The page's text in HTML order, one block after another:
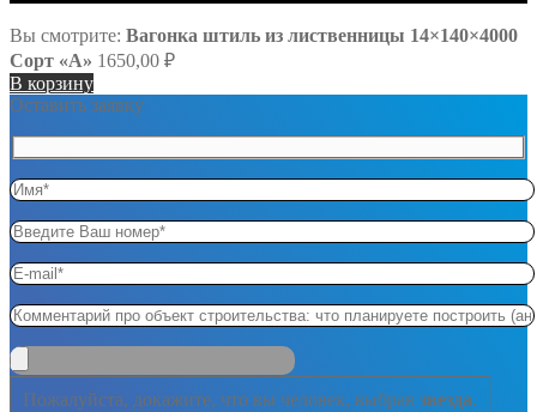
Вы смотрите: Вагонка штиль из лиственницы 14×140×4000
Сорт «А» 1650,00 ₽
В корзину
Оставить заявку
Пожалуйста, докажите, что вы человек, выбрав звезда.